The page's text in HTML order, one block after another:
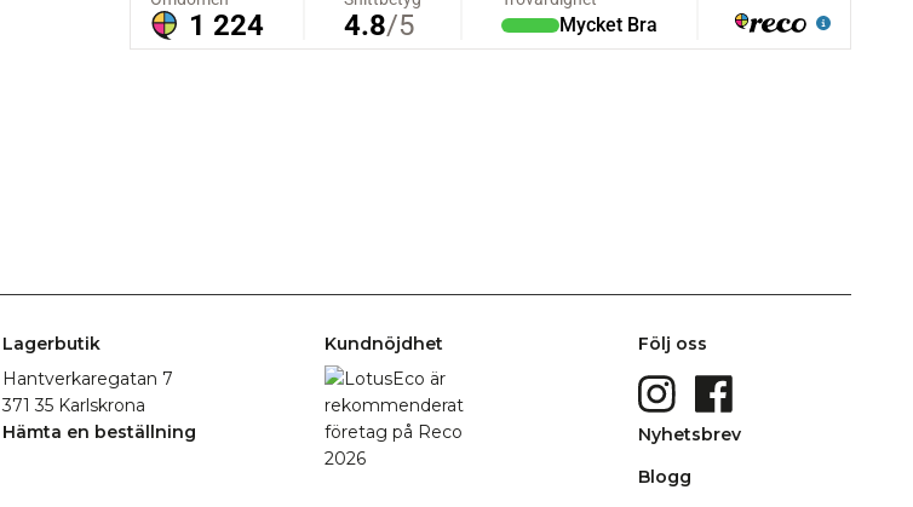
Lagerbutik
Hantverkaregatan 7
371 35 Karlskrona
Hämta en beställning
Kundnöjdhet Följ oss
Nyhetsbrev
Blogg